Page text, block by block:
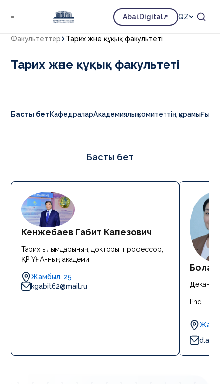
Abai.Digital QZ
Факультеттер Тарих және құқық факультеті
Тарих және құқық факультеті
Басты бетКафедраларАкадемиялық комитеттің құрамы
Басты бет
Кенжебаев Габит Капезович
Тарих ғылымдарының докторы, профессор,
ҚР ҰҒА-ның академигі
Жамбыл, 25
kgabit62@mail.ru
Phd